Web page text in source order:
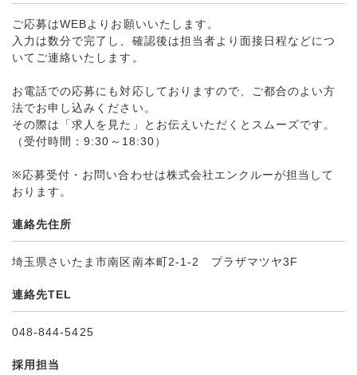
ご応募はWEBよりお願いいたします。
入力は数分で完了し、確認後は担当者より面接日程などにつ
いてご連絡いたします。
お電話での応募にも対応しておりますので、ご都合のよい方
法でお申し込みください。
その際は「求人を見た」とお伝えいただくとスムーズです。
（受付時間：9:30～18:30）
※応募受付・お問い合わせは株式会社エンクルーが担当して
おります。
連絡先住所
埼玉県さいたま市南区南本町2-1-2 プラザマツヤ3F
連絡先TEL
048-844-5425
採用担当